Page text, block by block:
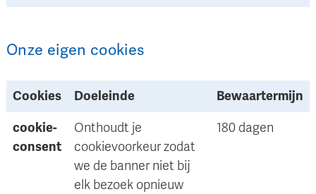
Onze eigen cookies
Cookies Doeleinde Bewaartermijn
cookie-
consent
Onthoudt je
cookievoorkeur zodat
we de banner niet bij
elk bezoek opnieuw
180 dagen